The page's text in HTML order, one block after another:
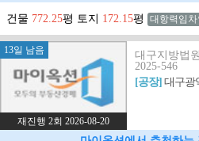
건물 772.25평 토지 172.15평 대항력임차
13일 남음
재진행 2회 2026-08-20
대구지방법
2025-546
[공장]대구광